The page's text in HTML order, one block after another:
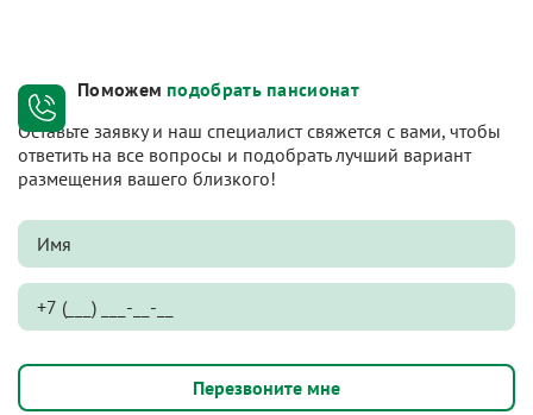
Поможем подобрать пансионат
Оставьте заявку и наш специалист свяжется с вами, чтобы
ответить на все вопросы и подобрать лучший вариант
размещения вашего близкого!